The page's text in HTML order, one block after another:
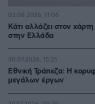
Κάτι αλλάζει στον
στην Ελλάδα
03.08.2026, 11:06
Εθνική Τράπεζα: Η
μεγάλων έργων
30.07.2026, 15:25